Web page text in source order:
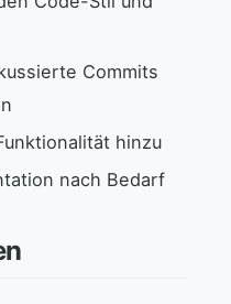
Commits
hinzu
nach Bedarf